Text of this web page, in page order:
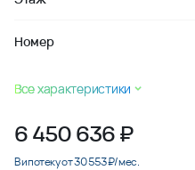
Номер
Все характеристики
6 450 636₽
В ипотеку от 30 553 ₽/мес.